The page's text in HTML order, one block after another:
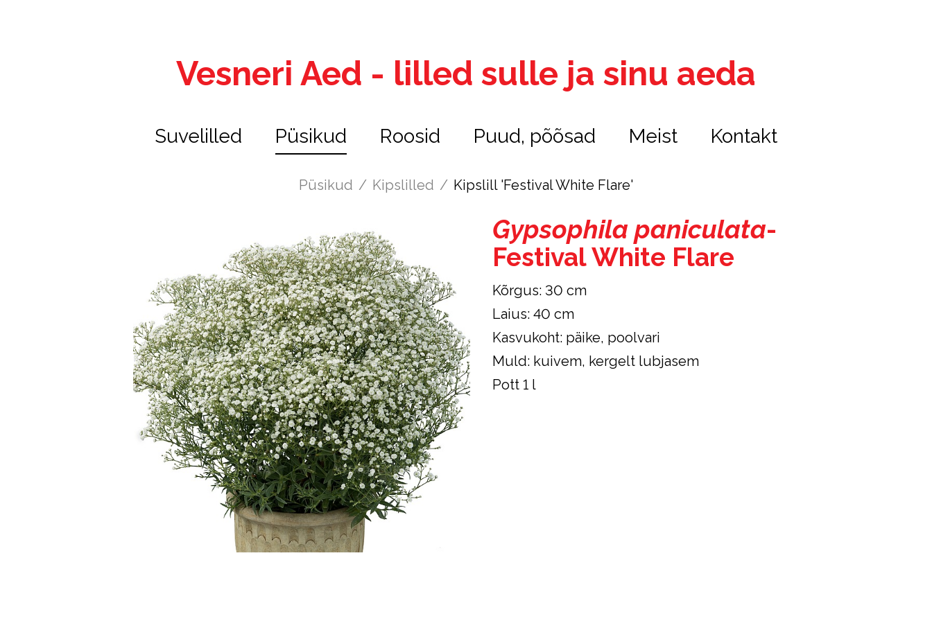
Vesneri Aed - lilled sulle ja sinu aeda
Suvelilled Püsikud Roosid Puud, põõsad Meist Kontakt
Püsikud / Kipslilled / Kipslill 'Festival White Flare'
Gypsophila paniculata-
Festival White Flare
Kõrgus: 30 cm
Laius: 40 cm
Kasvukoht: päike, poolvari
Muld: kuivem, kergelt lubjasem
Pott 1 l